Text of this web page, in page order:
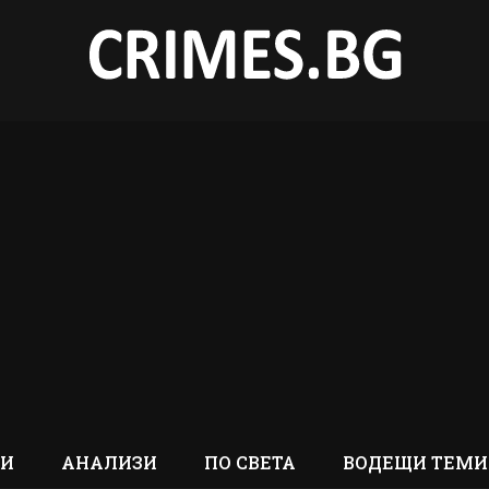
АНАЛИЗИ ПО СВЕТА ВОДЕЩИ ТЕМИ